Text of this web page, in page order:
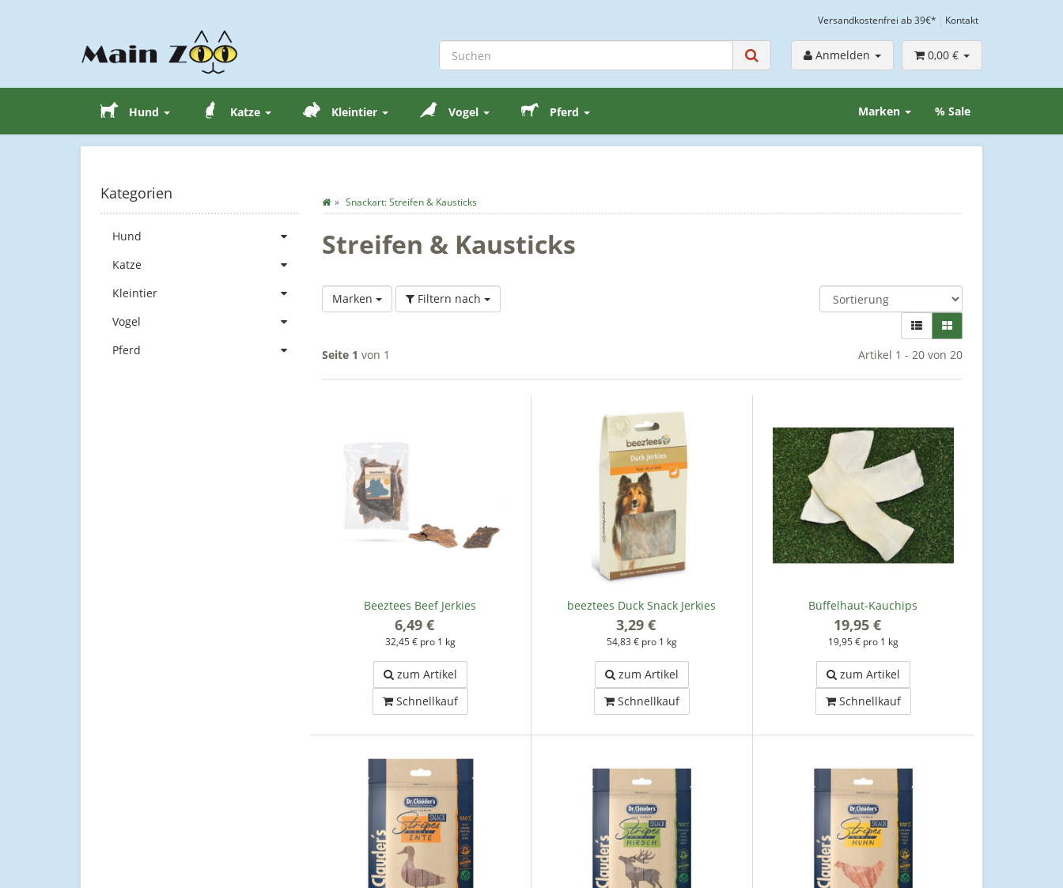
Versandkostenfrei ab 39€* Kontakt
Anmelden 0,00 €
Hund Katze Kleintier Vogel Pferd % Sale
Marken
Snackart: Streifen & Kausticks
Streifen & Kausticks
Marken Filtern nach
Seite 1 von 1 Artikel 1 - 20 von 20
Beeztees Beef Jerkies
6,49 €
32,45 € pro 1 kg
zum Artikel
Schnellkauf
beeztees Duck Snack Jerkies
3,29 €
54,83 € pro 1 kg
zum Artikel
Schnellkauf
Büffelhaut-Kauchips
19,95 €
19,95 € pro 1 kg
zum Artikel
Schnellkauf
Kategorien
Hund
Katze
Kleintier
Vogel
Pferd